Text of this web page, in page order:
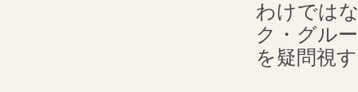
わけでは
ク・グル
を疑問視